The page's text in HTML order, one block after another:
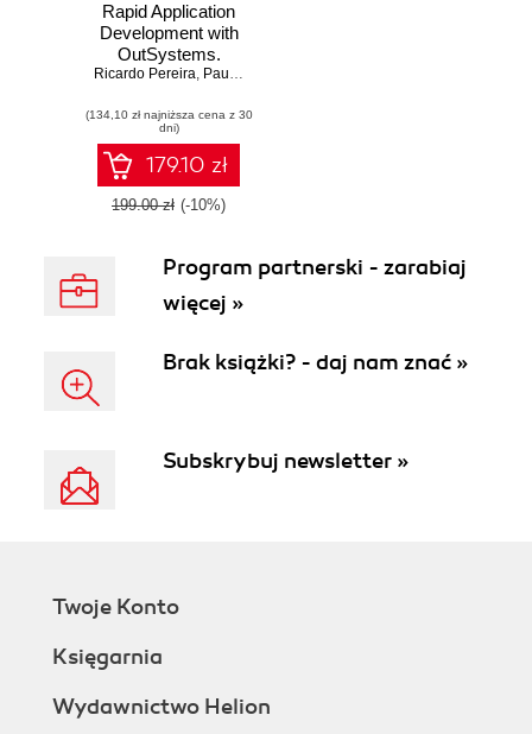
Rapid Application
Development with
OutSystems.
Create applications
up to seven times
faster than with
traditional
technologies
Ricardo Pereira, Paulo Moreira
(134,10 zł najniższa cena z 30
dni)
179.10 zł
199.00 zł (-10%)
Program partnerski - zarabiaj
więcej »
Brak książki? - daj nam znać »
Subskrybuj newsletter »
Twoje Konto
Księgarnia
Wydawnictwo Helion